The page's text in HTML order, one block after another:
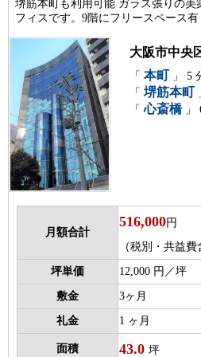
堺筋本町も利用可能 ガラス張りの
フィスです。9階にフリースペース有
大阪市中央
「 本町 」 5
「 堺筋本町
「 心斎橋 」
月額合計
516,000円
（税別・共益費
坪単価 12,000 円／坪
敷金 3ヶ月
礼金 1 ヶ月
面積 43.0 坪